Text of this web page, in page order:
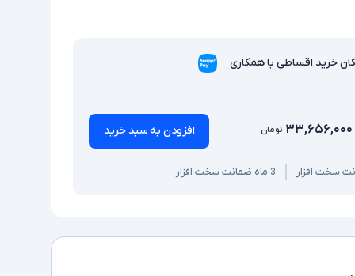
خرید اقساطی با همکاری
۳۳,۶۵۶,۰۰۰ تومان افزودن به سبد خرید
3 ماه ضمانت سخت افزار